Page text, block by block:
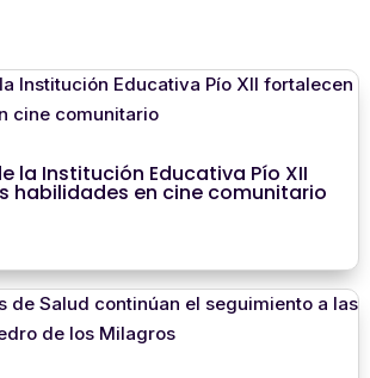
la Institución Educativa Pío XII
habilidades en cine comunitario